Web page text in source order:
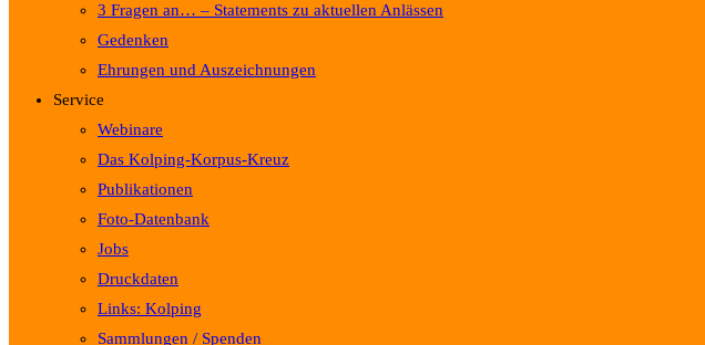
3 Fragen an… – Statements zu aktuellen Anlässen
Gedenken
Ehrungen und Auszeichnungen
Service
Webinare
Das Kolping-Korpus-Kreuz
Publikationen
Foto-Datenbank
Jobs
Druckdaten
Links: Kolping
Sammlungen / Spenden